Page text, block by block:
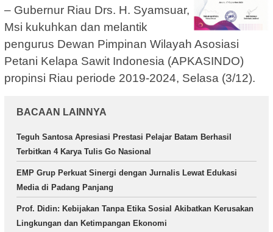
– Gubernur Riau Drs. H. Syamsuar,
Msi kukuhkan dan melantik
pengurus Dewan Pimpinan Wilayah Asosiasi
Petani Kelapa Sawit Indonesia (APKASINDO)
propinsi Riau periode 2019-2024, Selasa (3/12).
BACAAN LAINNYA
Teguh Santosa Apresiasi Prestasi Pelajar Batam Berhasil
Terbitkan 4 Karya Tulis Go Nasional
EMP Grup Perkuat Sinergi dengan Jurnalis Lewat Edukasi
Media di Padang Panjang
Prof. Didin: Kebijakan Tanpa Etika Sosial Akibatkan Kerusakan
Lingkungan dan Ketimpangan Ekonomi